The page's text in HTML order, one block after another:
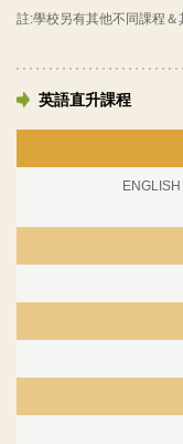
註:學校另有其他不同課程＆
英語直升課程